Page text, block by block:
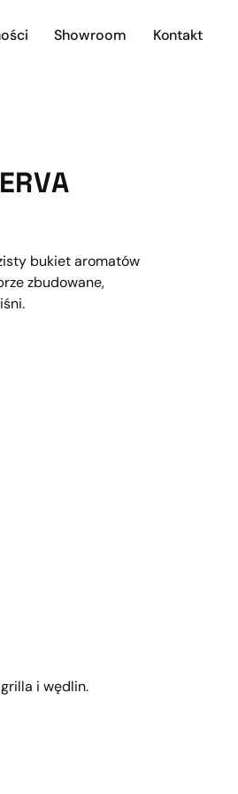
Showroom Kontakt
bukiet aromatów
zbudowane,
i wędlin.